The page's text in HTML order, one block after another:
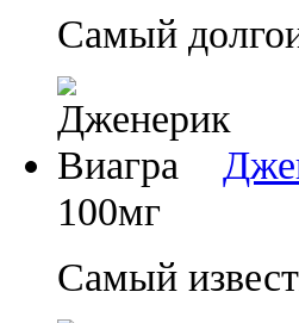
Самый
100мг
Самый